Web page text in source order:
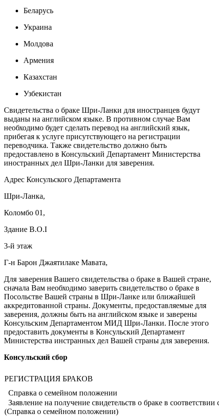
Беларусь
Украина
Молдова
Армения
Казахстан
Узбекистан
Свидетельства о браке Шри-Ланки для иностранцев будут
выданы на английском языке. В противном случае Вам
необходимо будет сделать перевод на английский язык,
прибегая к услуге присутствующего на регистрации
переводчика. Также свидетельство должно быть
предоставлено в Консульский Департамент Министерства
иностранных дел Шри-Ланки для заверения.
Адрес Консульского Департамента
Шри-Ланка,
Коломбо 01,
Здание B.O.I
3-й этаж
Г-н Барон Джаятилаке Мавата,
Для заверения Вашего свидетельства о браке в Вашей стране,
сначала Вам необходимо заверить свидетельство о браке в
Посольстве Вашей страны в Шри-Ланке или ближайшей
аккредитованной страны. Документы, предоставляемые для
заверения, должны быть на английском языке и заверены
Консульским Департаментом МИД Шри-Ланки. После этого
предоставить документы в Консульский Департамент
Министерства инстранных дел Вашей страны для заверения.
Консульский сбор
РЕГИСТРАЦИЯ БРАКОВ
Справка о семейном положении
Заявление на получение свидетельств о браке в
(Справка о семейном положении)